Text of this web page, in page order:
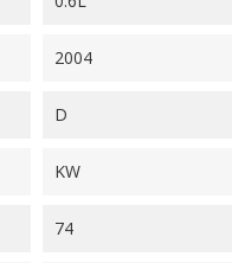
2004
D
KW
74